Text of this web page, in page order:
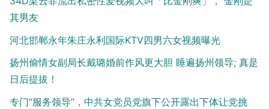
其男友
河北邯郸永年朱庄永利国际KTV四男六女视频曝光
扬州偷情女副局长戴璐婚前作风更大胆 睡遍扬州领导; 真是
日后提拔！
专门“服务领导”，中共女党员党旗下公开露出下体让党挑